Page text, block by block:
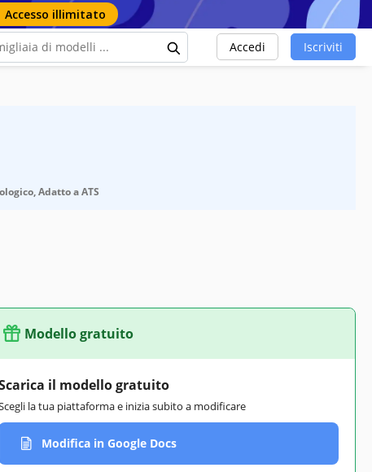
Accesso illimitato
Accedi Iscriviti
Adatto a ATS
Modello gratuito
il modello gratuito
la tua piattaforma e inizia subito a modificare
Modifica in Google Docs